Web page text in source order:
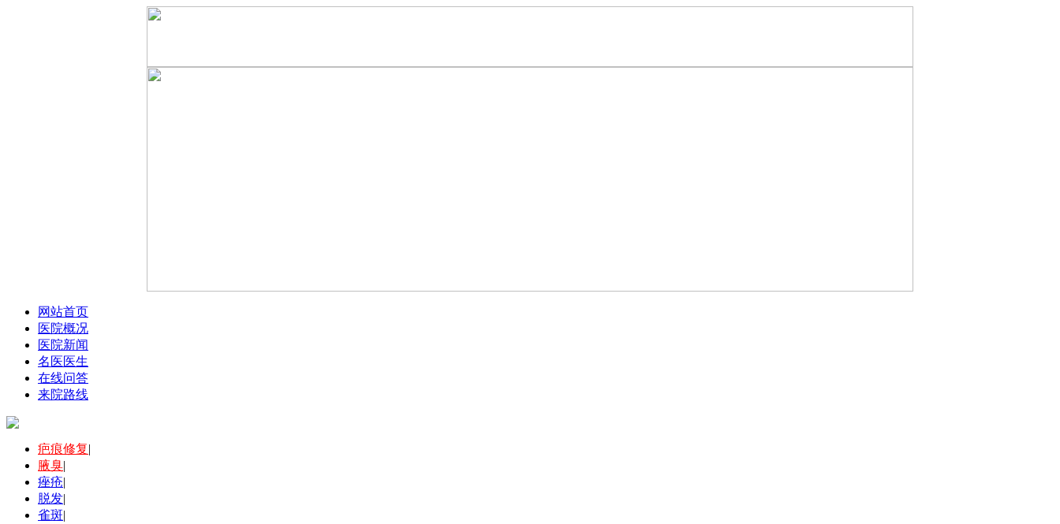
网站首页
医院概况
医院新闻
名医医生
在线问答
来院路线
疤痕修复|
腋臭|
痤疮|
脱发|
雀斑|